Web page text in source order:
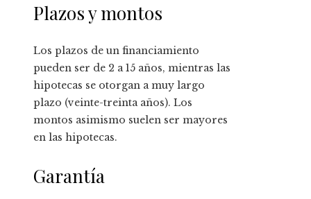
Plazos y montos
Los plazos de un financiamiento
pueden ser de 2 a 15 años, mientras las
hipotecas se otorgan a muy largo
plazo (veinte-treinta años). Los
montos asimismo suelen ser mayores
en las hipotecas.
Garantía